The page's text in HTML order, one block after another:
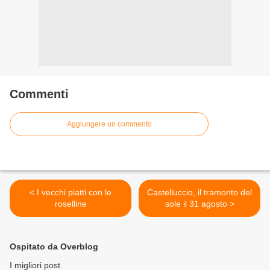
Commenti
Aggiungere un commento
< I vecchi piatti con le
roselline
Castelluccio, il tramonto del
sole il 31 agosto >
Ospitato da Overblog
I migliori post